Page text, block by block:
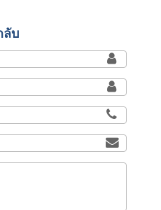
ลับ